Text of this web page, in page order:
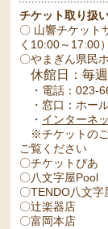
チケット取り扱
〇 山響チケット
く10:00～17:00）
〇やまぎん県民
休館日：毎
・電話：023-
・窓口：ホー
・ インターネ
※チケットのご
ご覧ください
〇チケットぴあ
〇八文字屋Pool
〇TENDO八文字
〇辻楽器店
〇富岡本店